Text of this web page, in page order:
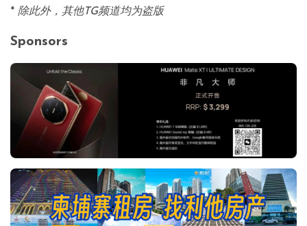
* 除此外，其他TG频道均为盗版
Sponsors